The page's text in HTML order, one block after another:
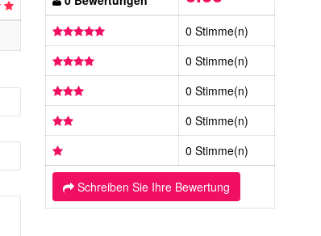
0 Stimme(n)
0 Stimme(n)
0 Stimme(n)
0 Stimme(n)
0 Stimme(n)
Schreiben Sie Ihre Bewertung